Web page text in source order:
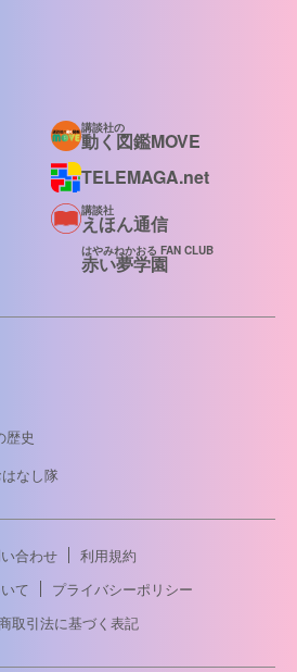
講談社の
動く図鑑MOVE
TELEMAGA.net
講談社
えほん通信
はやみねかおる FAN CLUB
赤い夢学園
歴史
なし隊
合わせ
利用規約
て
プライバシーポリシー
取引法に基づく表記